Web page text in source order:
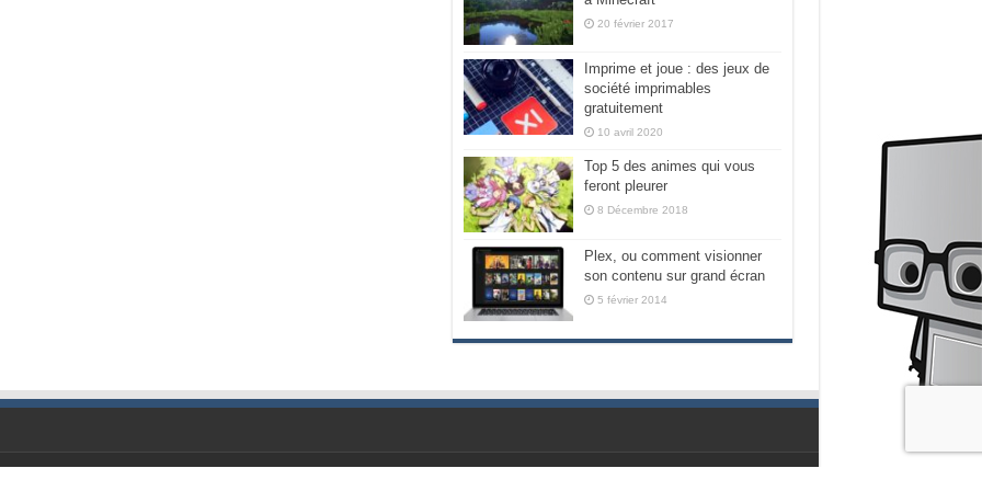
20 février 2017
Imprime et joue : des jeux de
société imprimables
gratuitement
10 avril 2020
Top 5 des animes qui vous
feront pleurer
8 Décembre 2018
Plex, ou comment visionner
son contenu sur grand écran
5 février 2014